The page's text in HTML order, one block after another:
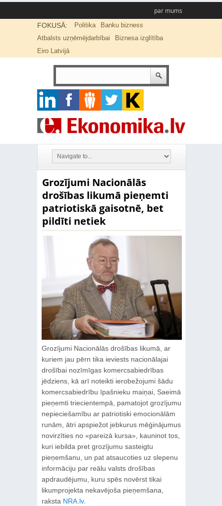
par mums
FOKUSĀ: Politika
Banku bizness
Atbalsts uzņēmējdarbībai
Biznesa izglītība
Eiro Latvijā
Grozījumi Nacionālās
drošības likumā pieņemti
patriotiskā gaisotnē, bet
pildīti netiek
Grozījumi Nacionālās drošības likumā, ar
kuriem jau pērn tika ieviests nacionālajai
drošībai nozīmīgas komercsabiedrības
jēdziens, kā arī noteikti ierobežojumi šādu
komercsabiedrību īpašnieku maiņai, Saeimā
pieņemti triecientempā, pamatojot grozījumu
nepieciešamību ar patriotiski emocionālām
runām, ātri apspiežot jebkurus mēģinājumus
novirzīties no «pareizā kursa», kauninot tos,
kuri iebilda pret grozījumu sasteigtu
pieņemšanu, un pat atsaucoties uz slepenu
informāciju par reālu valsts drošības
apdraudējumu, kuru spēs novērst tikai
likumprojekta nekavējoša pieņemšana,
raksta NRA.lv.